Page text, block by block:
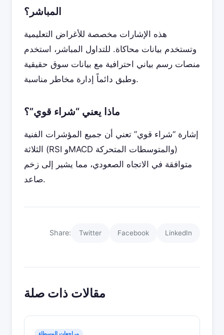
المباشر؟
هذه الإشارات مخصصة للأغراض التعليمية
وتستخدم بيانات محاكاة. للتداول المباشر، استخدم
منصات رسم بياني احترافية مع بيانات سوق حقيقية
وطبق دائماً إدارة مخاطر مناسبة.
ماذا يعني “شراء قوي”؟
إشارة “شراء قوي” تعني أن جميع المؤشرات الفنية
الثلاثة (RSI وMACD والمتوسطات المتحركة)
متوافقة في الاتجاه الصعودي، مما يشير إلى زخم
صاعد.
Share: Twitter Facebook LinkedIn
مقالات ذات صلة
مراجعات الوسطاء